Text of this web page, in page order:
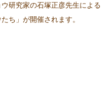
研究家の石塚正彦先生による
ち」が開催されます。